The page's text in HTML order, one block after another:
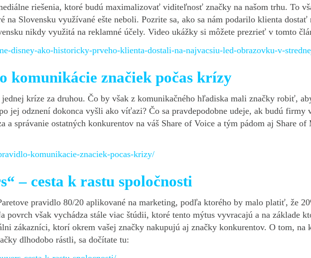
riešenia, ktoré budú maximalizovať viditeľnosť značky na našom trhu. To
na Slovensku využívané ešte neboli. Pozrite sa, ako sa nám podarilo klienta
nikdy využitá na reklamné účely. Video ukážky si môžete prezrieť v tomto
disney-ako-historicky-prveho-klienta-dostali-na-najvacsiu-led-obrazovku-v-
komunikácie značiek počas krízy
kríze za druhou. Čo by však z komunikačného hľadiska mali značky robiť,
jej odznení dokonca vyšli ako víťazi? Čo sa pravdepodobne udeje, ak budú
a správanie ostatných konkurentov na váš Share of Voice a tým pádom aj Share
komunikacie-znaciek-pocas-krizy/
– cesta k rastu spoločnosti
pravidlo 80/20 aplikované na marketing, podľa ktorého by malo platiť, že
povrch však vychádza stále viac štúdii, ktoré tento mýtus vyvracajú a na základe
zákazníci, ktorí okrem vašej značky nakupujú aj značky konkurentov. O tom,
dlhodobo rástli, sa dočítate tu: